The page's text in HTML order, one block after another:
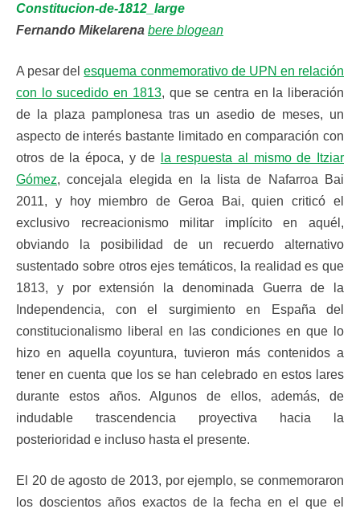
Fernando Mikelarena bere blogean
A pesar delesquema conmemorativo de UPN en relación
con lo sucedido en 1813, que se centra en la liberación
de la plaza pamplonesa tras un asedio de meses, un
aspecto de interés bastante limitado en comparación con
otros de la época, y de
la respuesta al mismo de Itziar
Gómez, concejala elegida en la lista de Nafarroa Bai
2011, y hoy miembro de Geroa Bai, quien criticó el
exclusivo recreacionismo militar implícito en aquél,
obviando la posibilidad de un recuerdo alternativo
sustentado sobre otros ejes temáticos, la realidad es que
1813, y por extensión la denominada Guerra de la
Independencia, con el surgimiento en España del
constitucionalismo liberal en las condiciones en que lo
hizo en aquella coyuntura, tuvieron más contenidos a
tener en cuenta que los se han celebrado en estos lares
durante estos años. Algunos de ellos, además, de
indudable trascendencia proyectiva hacia la
posterioridad e incluso hasta el presente.
El 20 de agosto de 2013, por ejemplo, se conmemoraron
los doscientos años exactos de la fecha en el que el